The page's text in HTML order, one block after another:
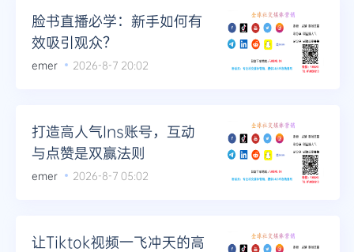
Telegram
更多
脸书直播必学：新手如何有
效吸引观众？
emer 2026-8-7 20:02
打造高人气Ins账号，互动
与点赞是双赢法则
emer 2026-8-7 05:02
让Tiktok视频一飞冲天的高